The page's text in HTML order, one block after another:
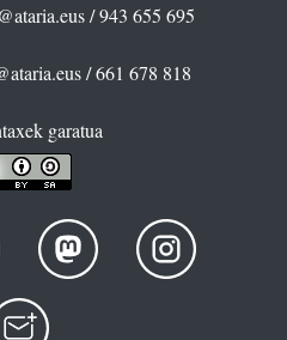
/ 943 655 695
/ 661 678 818
garatua